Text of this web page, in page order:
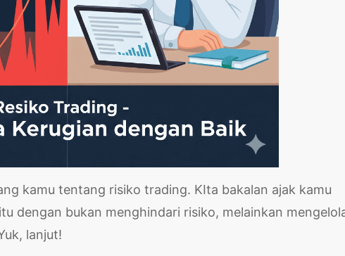
kamu tentang risiko trading. KIta bakalan ajak kamu
dengan bukan menghindari risiko, melainkan
lanjut!